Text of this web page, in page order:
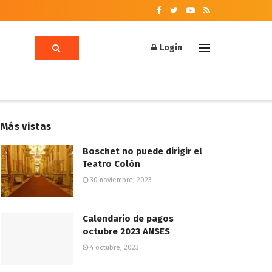
Login
Más vistas
Boschet no puede dirigir el
Teatro Colón
30 noviembre, 2023
Calendario de pagos
octubre 2023 ANSES
4 octubre, 2023